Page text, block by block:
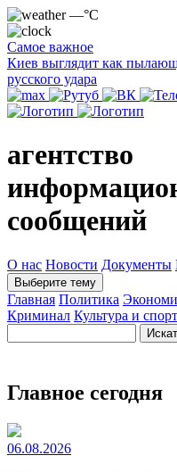
—°C
Самое важное
Киев выглядит как
русского удара
агентство
сообщений
О нас Новости Документы
Выберите тему
Главная Политика
Криминал Культура и спорт
Главное сегодня
06.08.2026